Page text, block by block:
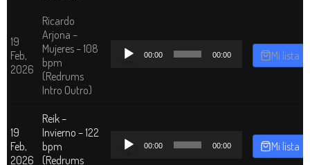
19
Feb,
2026
Ricardo
Arjona –
Mujeres – 108
bpm
(Redrums
Intro Outro)
Reproductor
00:00 00:00 Mi lista
19
Feb,
2026
Reik –
Invierno – 122
bpm
(Redrums
Reproductor
00:00 00:00 Mi lista